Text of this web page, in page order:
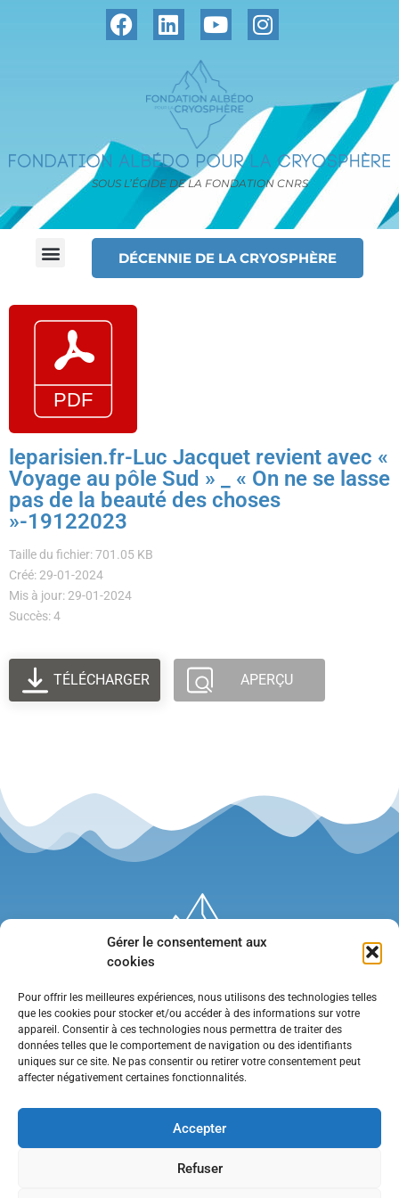
Gérer le consentement aux
cookies
Pour offrir les meilleures expériences, nous utilisons des technologies telles
que les cookies pour stocker et/ou accéder à des informations sur votre
appareil. Consentir à ces technologies nous permettra de traiter des
données telles que le comportement de navigation ou des identifiants
uniques sur ce site. Ne pas consentir ou retirer votre consentement peut
affecter négativement certaines fonctionnalités.
Accepter
Refuser
SOUS L’ÉGIDE DE LA FONDATION CNRS
DÉCENNIE DE LA CRYOSPHÈRE
leparisien.fr-Luc Jacquet revient avec «
Voyage au pôle Sud » _ « On ne se lasse
pas de la beauté des choses
»-19122023
Taille du fichier: 701.05 KB
Créé: 29-01-2024
Mis à jour: 29-01-2024
Succès: 4
TÉLÉCHARGER APERÇU
•Contact